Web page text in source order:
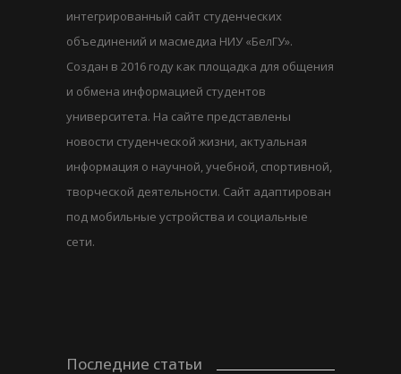
интегрированный сайт студенческих
объединений и масмедиа НИУ «БелГУ».
Создан в 2016 году как площадка для общения
и обмена информацией студентов
университета. На сайте представлены
новости студенческой жизни, актуальная
информация о научной, учебной, спортивной,
творческой деятельности. Сайт адаптирован
под мобильные устройства и социальные
сети.
Последние статьи